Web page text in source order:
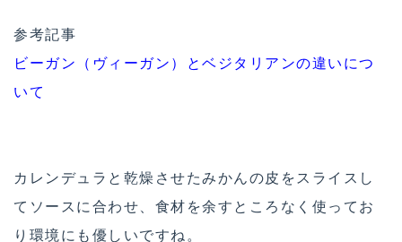
参考記事
ビーガン（ヴィーガン）とベジタリアンの違いにつ
いて
カレンデュラと乾燥させたみかんの皮をスライスし
てソースに合わせ、食材を余すところなく使ってお
り環境にも優しいですね。